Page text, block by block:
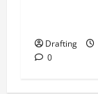
Drafting
0